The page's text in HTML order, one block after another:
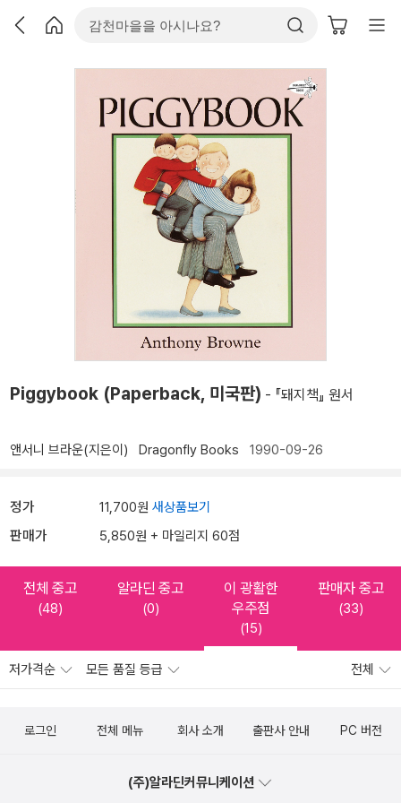
Piggybook (Paperback, 미국판) - 『돼지책』 원서
앤서니 브라운(지은이) Dragonfly Books 1990-09-26
정가 11,700원 새상품보기
판매가 5,850원 + 마일리지 60점
전체 중고
(48)
알라딘 중고
(0)
이 광활한
우주점
(15)
판매자 중고
(33)
저가격순 모든 품질 등급 전체
로그인 전체 메뉴 회사 소개 출판사 안내 PC 버전
(주)알라딘커뮤니케이션